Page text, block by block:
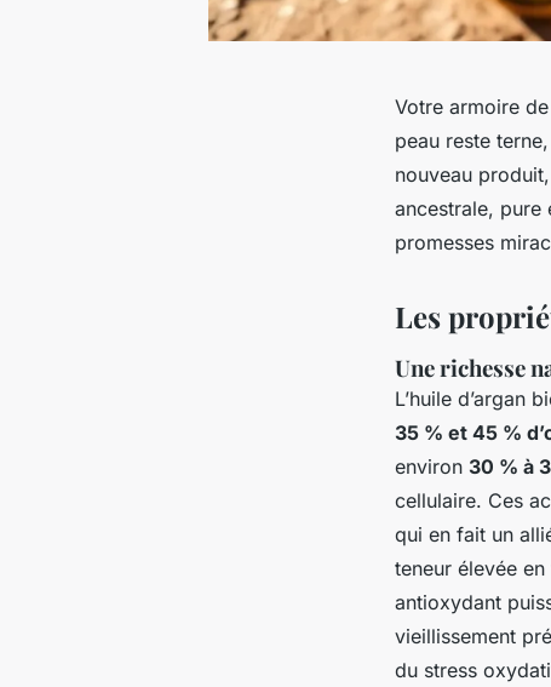
Votre armoire
peau reste
nouveau
ancestrale, pure
promesses
Les
Une richesse
L’huile d’argan
35 % et 45 %
environ 30 % à
cellulaire. Ces
qui en fait un
teneur élevée en
antioxydant
vieillissement
du stress